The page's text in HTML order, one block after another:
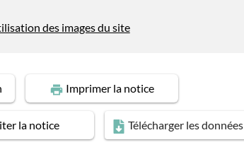
des images du site
Imprimerla notice
la notice Télécharger les données